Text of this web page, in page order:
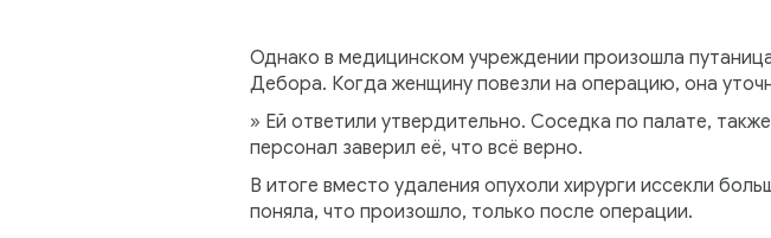
Однако в медицинском учреждении произошла
Дебора. Когда женщину повезли на операцию, она
» Ей ответили утвердительно. Соседка по палате,
персонал заверил её, что всё верно.
В итоге вместо удаления опухоли хирурги иссекли
поняла, что произошло, только после операции.